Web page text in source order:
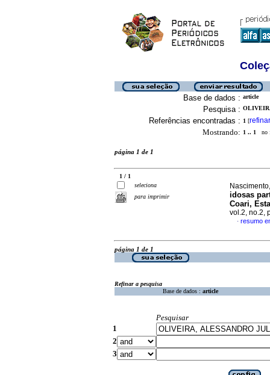
Base de dados : article
Pesquisa :
Referências encontradas : 1 [refinar
Mostrando: 1 .. 1 no
página 1 de 1
1 / 1
seleciona
para imprimir
idosas
Coari,
vol.2, no.2,
· resumo
página 1 de 1
Refinar a pesquisa
Base de dados : article
Pesquisar
1
2
3